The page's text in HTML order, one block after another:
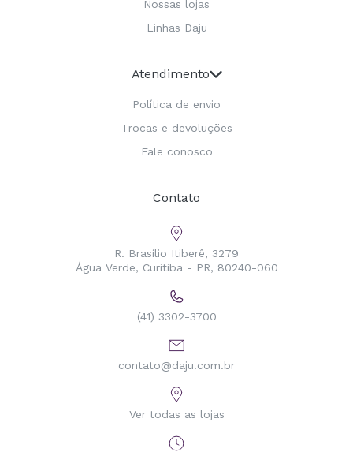
Nossas lojas
Linhas Daju
Atendimento
Política de envio
Trocas e devoluções
Fale conosco
Contato
R. Brasílio Itiberê, 3279
Água Verde, Curitiba - PR, 80240-060
(41) 3302-3700
contato@daju.com.br
Ver todas as lojas